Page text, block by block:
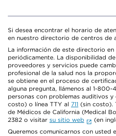
Si desea encontrar el horario de
en nuestro directorio de centros de
La información de este directorio en
periódicamente. La disponibilidad
proveedores y servicios puede
profesional de la salud nos la
se obtiene en el proceso de
alguna pregunta, llámenos al 1-
personas con problemas auditivos
costo) o línea TTY al 711 (sin costo).
de Médicos de California (Medical
2382 o visitar su sitio web
(en
Queremos comunicarnos con usted